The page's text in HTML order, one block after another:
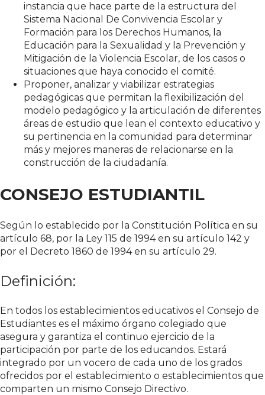
instancia que hace parte de la estructura del
Sistema Nacional De Convivencia Escolar y
Formación para los Derechos Humanos, la
Educación para la Sexualidad y la Prevención y
Mitigación de la Violencia Escolar, de los casos o
situaciones que haya conocido el comité.
Proponer, analizar y viabilizar estrategias
pedagógicas que permitan la flexibilización del
modelo pedagógico y la articulación de diferentes
áreas de estudio que lean el contexto educativo y
su pertinencia en la comunidad para determinar
más y mejores maneras de relacionarse en la
construcción de la ciudadanía.
CONSEJO ESTUDIANTIL
Según lo establecido por la Constitución Política en su
artículo 68, por la Ley 115 de 1994 en su artículo 142 y
por el Decreto 1860 de 1994 en su artículo 29.
Definición:
En todos los establecimientos educativos el Consejo de
Estudiantes es el máximo órgano colegiado que
asegura y garantiza el continuo ejercicio de la
participación por parte de los educandos. Estará
integrado por un vocero de cada uno de los grados
ofrecidos por el establecimiento o establecimientos que
comparten un mismo Consejo Directivo.